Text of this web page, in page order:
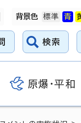
背景色
検索
原爆・平和